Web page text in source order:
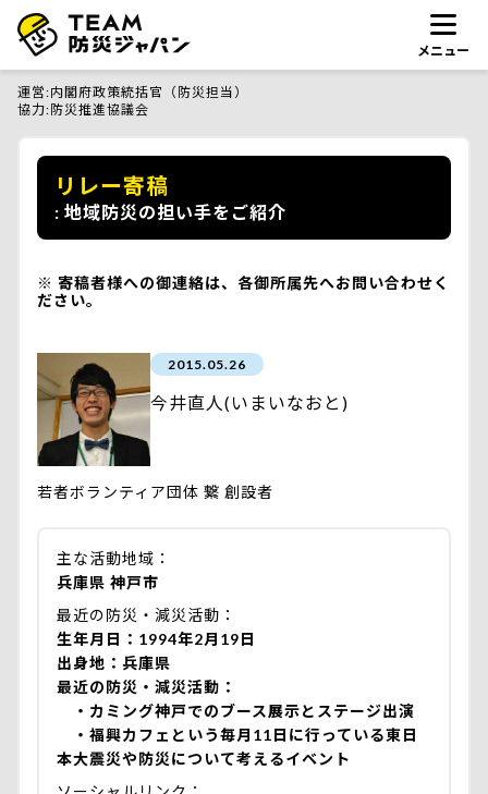
メニュー
運営 内閣府政策統括官（防災担当）
協力 防災推進協議会
リレー寄稿
地域防災の担い手をご紹介
寄稿者様への御連絡は、各御所属先へお問い合わせく
ださい。
2015.05.26
今井直人(いまいなおと)
若者ボランティア団体 繋 創設者
主な活動地域
兵庫県 神戸市
最近の防災・減災活動
生年月日：1994年2月19日
出身地：兵庫県
最近の防災・減災活動：
・カミング神戸でのブース展示とステージ出演
・福興カフェという毎月11日に行っている東日
本大震災や防災について考えるイベント